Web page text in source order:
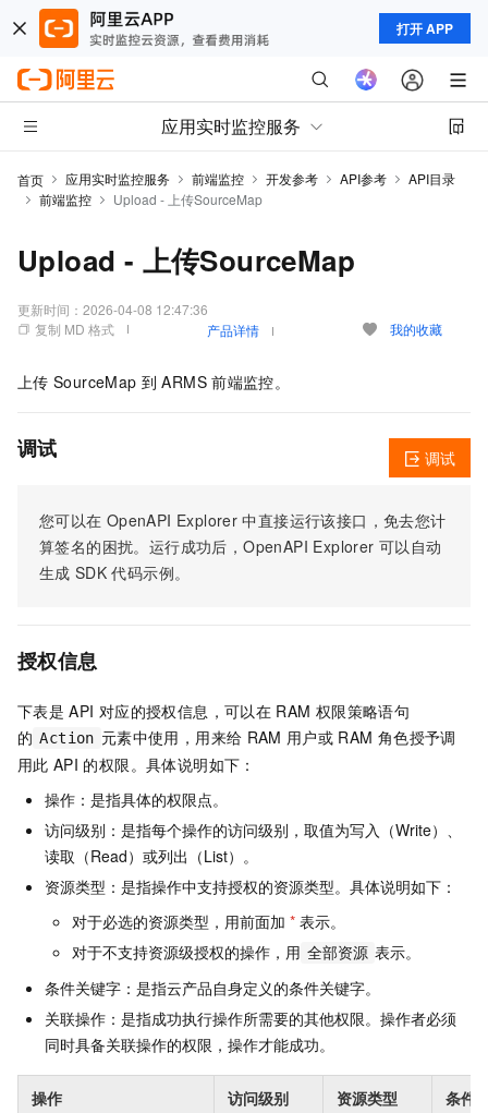
打开 APP
应用实时监控服务
首页 应用实时监控服务 前端监控 开发参考 API参考
API目录
前端监控
Upload - 上传SourceMap
Upload - 上传SourceMap
更新时间： 2026-04-08 12:47:36
复制 MD 格式
产品详情 我的收藏
上传 SourceMap 到 ARMS 前端监控。
调试
您可以在 OpenAPI Explorer 中直接运行该接口，免去您计
算签名的困扰。运行成功后，OpenAPI Explorer 可以自动
生成 SDK 代码示例。
调试
授权信息
下表是 API 对应的授权信息，可以在 RAM 权限策略语句
的 Action 元素中使用，用来给 RAM 用户或 RAM 角色授予调
用此 API 的权限。具体说明如下：
操作：是指具体的权限点。
访问级别：是指每个操作的访问级别，取值为写入（Write）、
读取（Read）或列出（List）。
资源类型：是指操作中支持授权的资源类型。具体说明如下：
对于必选的资源类型，用前面加 * 表示。
对于不支持资源级授权的操作，用 全部资源 表示。
条件关键字：是指云产品自身定义的条件关键字。
关联操作：是指成功执行操作所需要的其他权限。操作者必须
同时具备关联操作的权限，操作才能成功。
操作 访问级别 资源类型 条件